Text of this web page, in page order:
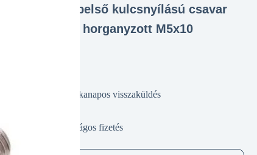
Félgömbfejű belső kulcsnyílású csavar
DIN 7380 10.9 horganyzott M5x10
14 munkanapos visszaküldés
Biztonságos fizetés